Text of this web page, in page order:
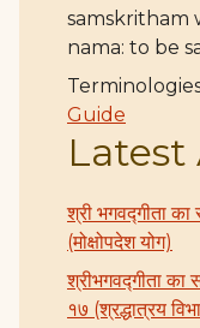
samskritham
nama: to be
Guide
Latest
श्री भगवद्गीता
(मोक्षोपदेश योग)
श्रीभगवद्गीता का
१७ (श्रद्धात्रय